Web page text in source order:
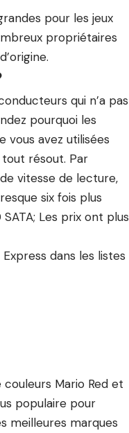
pour les jeux
propriétaires
qui n’a pas
pourquoi les
vous avez utilisées
résout. Par
vitesse de lecture,
six fois plus
Les prix ont plus
dans les listes
Mario Red et
populaire pour
meilleures marques